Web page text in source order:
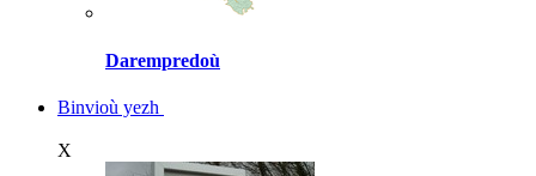
Darempredoù
Binvioù yezh
X